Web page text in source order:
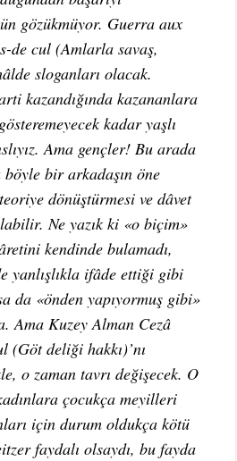
gözükmüyor. Guerra aux
de cul (Amlarla savaş,
sloganları olacak.
kazandığında kazananlara
kadar yaşlı
Ama gençler! Bu arada
böyle bir arkadaşın öne
dönüştürmesi ve dâvet
Ne yazık ki «o biçim»
kendinde bulamadı,
yanlışlıkla ifâde ettiği gibi
da «önden yapıyormuş gibi»
Ama Kuzey Alman Cezâ
(Göt deliği hakkı)’nı
o zaman tavrı değişecek. O
çocukça meyilleri
için durum oldukça kötü
faydalı olsaydı, bu fayda